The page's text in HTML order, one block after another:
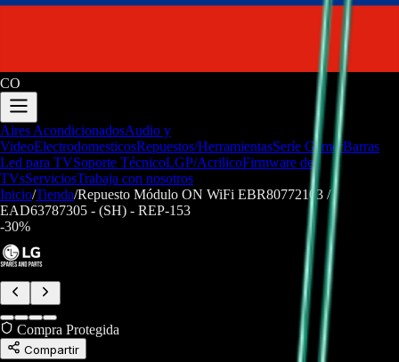
CO
Aires AcondicionadosAudio y
VideoElectrodomesticosRepuestos/HerramientasSeríe GamerBarras
Led para TVSoporte TécnicoLGP/AcrilicoFirmware de
TVsServiciosTrabaja con nosotros
Inicio/Tienda/Repuesto Módulo ON WiFi EBR80772103 /
EAD63787305 - (SH) - REP-153
-30%
Compra Protegida
Compartir